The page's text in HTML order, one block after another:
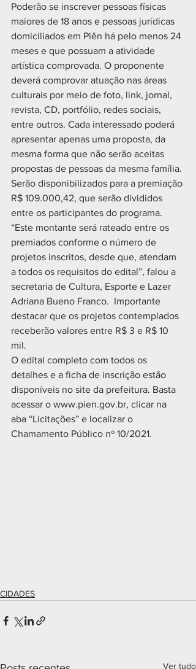
Poderão se inscrever pessoas físicas
maiores de 18 anos e pessoas jurídicas
domiciliados em Piên há pelo menos 24
meses e que possuam a atividade
artística comprovada. O proponente
deverá comprovar atuação nas áreas
culturais por meio de foto, link, jornal,
revista, CD, portfólio, redes sociais,
entre outros. Cada interessado poderá
apresentar apenas uma proposta, da
mesma forma que não serão aceitas
propostas de pessoas da mesma família.
Serão disponibilizados para a premiação
R$ 109.000,42, que serão divididos
entre os participantes do programa.
“Este montante será rateado entre os
premiados conforme o número de
projetos inscritos, desde que, atendam
a todos os requisitos do edital”, falou a
secretaria de Cultura, Esporte e Lazer
Adriana Bueno Franco.  Importante
destacar que os projetos contemplados
receberão valores entre R$ 3 e R$ 10
mil.
O edital completo com todos os
detalhes e a ficha de inscrição estão
disponíveis no site da prefeitura. Basta
acessar o www.pien.gov.br, clicar na
aba “Licitações” e localizar o
Chamamento Público nº 10/2021.
CIDADES
Ver tudo